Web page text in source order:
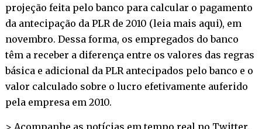
projeção feita pelo banco para calcular o pagamento
da antecipação da PLR de 2010 (leia mais aqui), em
novembro. Dessa forma, os empregados do banco
têm a receber a diferença entre os valores das regras
básica e adicional da PLR antecipados pelo banco e o
valor calculado sobre o lucro efetivamente auferido
pela empresa em 2010.
> Acompanhe as notícias em tempo real no Twitter.